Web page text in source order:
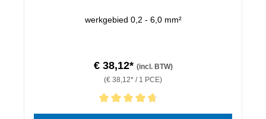
werkgebied 0,2 - 6,0 mm²
€ 38,12* (incl. BTW)
(€ 38,12* / 1 PCE)
Gemiddelde waardering van 4.86 van 5 sterren